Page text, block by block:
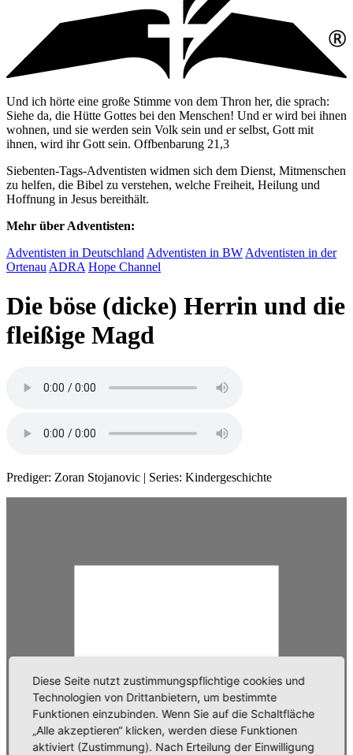
Und ich hörte eine große Stimme von dem Thron her, die sprach:
Siehe da, die Hütte Gottes bei den Menschen! Und er wird bei ihnen
wohnen, und sie werden sein Volk sein und er selbst, Gott mit
ihnen, wird ihr Gott sein. Offbenbarung 21,3
Siebenten-Tags-Adventisten widmen sich dem Dienst, Mitmenschen
zu helfen, die Bibel zu verstehen, welche Freiheit, Heilung und
Hoffnung in Jesus bereithält.
Mehr über Adventisten:
Adventisten in Deutschland Adventisten in BW Adventisten in der
Ortenau ADRA Hope Channel
Die böse (dicke) Herrin und die
fleißige Magd
Prediger: Zoran Stojanovic | Series: Kindergeschichte
Diese Seite nutzt zustimmungspflichtige cookies und
Technologien von Drittanbietern, um bestimmte
Funktionen einzubinden. Wenn Sie auf die Schaltfläche
„Alle akzeptieren“ klicken, werden diese Funktionen
aktiviert (Zustimmung). Nach Erteilung der Einwilligung